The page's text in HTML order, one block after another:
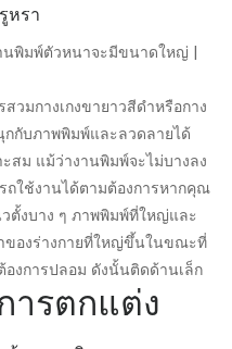
นพิมพ์ตัวหนาจะมีขนาดใหญ่ |
วมกางเกงขายาวสีดำหรือกาง
กับภาพพิมพ์และลวดลายได้
ะสม แม้ว่างานพิมพ์จะไม่บางลง
ถใช้งานได้ตามต้องการหากคุณ
ตั้งบาง ๆ ภาพพิมพ์ที่ใหญ่และ
ของร่างกายที่ใหญ่ขึ้นในขณะที่
งการปลอม ดังนั้นติดด้านเล็ก
ารตกแต่ง